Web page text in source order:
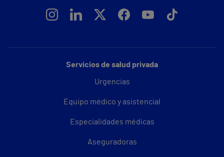
Servicios de salud privada
Urgencias
Equipo médico y asistencial
Especialidades médicas
Aseguradoras